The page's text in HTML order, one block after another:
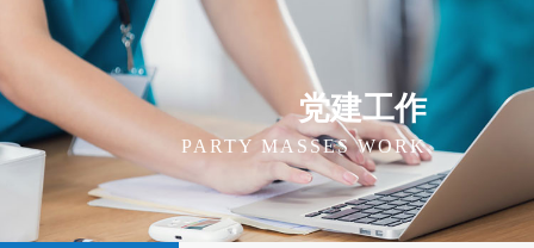
党建工作
PARTY MASSES WORK